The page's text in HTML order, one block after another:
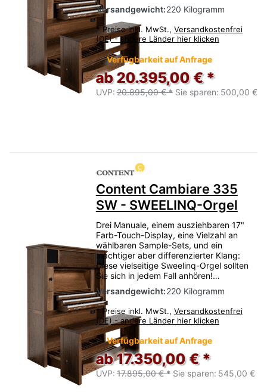
Versandgewicht:220 Kilogramm
* Preise inkl. MwSt., Versandkostenfrei
(DE) - andere Länder hier klicken
Verfügbarkeit auf Anfrage
ab 20.395,00 € *
UVP: 20.895,00 € * Sie sparen: 500,00 €
Content Cambiare 335
SW - SWEELINQ-Orgel
Drei Manuale, einem ausziehbaren 17"
Farb-Touch-Display, eine Vielzahl an
wählbaren Sample-Sets, und ein
mächtiger aber differenzierter Klang:
Diese vielseitige Sweelinq-Orgel sollten
Sie sich in jedem Fall anhören!…
Versandgewicht:220 Kilogramm
* Preise inkl. MwSt., Versandkostenfrei
(DE) - andere Länder hier klicken
Verfügbarkeit auf Anfrage
ab 17.350,00 € *
UVP: 17.895,00 € * Sie sparen: 545,00 €